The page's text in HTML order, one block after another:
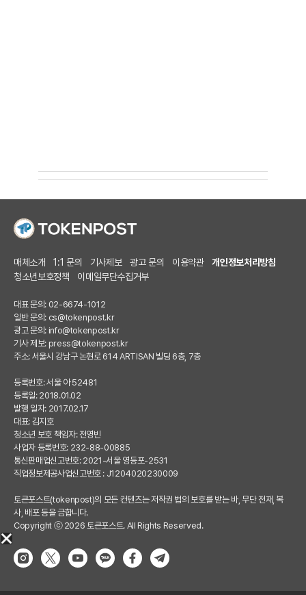
매체소개 1:1 문의 기사제보 광고 문의 이용약관
개인정보처리방침
청소년보호정책
이메일무단수집거부
대표 문의: 02-6674-1012
일반 문의: cs@tokenpost.kr
광고 문의: info@tokenpost.kr
기사 제보: press@tokenpost.kr
주소: 서울시 강남구 논현로 614 ARTISAN 빌딩 6층, 7층
등록번호: 서울 아 52481
등록일: 2018.01.02
발행 일자: 2017.02.17
대표: 김지호
청소년 보호 책임자: 전영빈
사업자 등록번호: 232-88-00885
통신판매업신고번호: 2021-서울 영등포-2531
직업정보제공사업신고번호 : J1204020230009
토큰포스트(tokenpost)의 모든 컨텐츠는 저작권 법의 보호를 받는 바, 무단 전재, 복
사, 배포 등을 금합니다.
Copyright ⓒ 2026 토큰포스트. All Rights Reserved.